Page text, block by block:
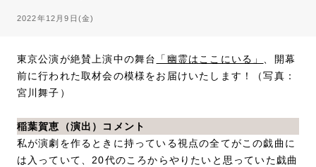
2022年12月9日(金)
東京公演が絶賛上演中の舞台 「幽霊はここにいる」
、開幕
前に行われた取材会の模様をお届けいたします！（写真：
宮川舞子）
稲葉賀恵（演出）コメント
私が演劇を作るときに持っている視点の全てがこの戯曲に
は入っていて、20代のころからやりたいと思っていた戯曲